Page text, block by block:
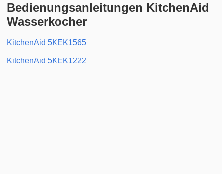
Bedienungsanleitungen KitchenAid
Wasserkocher
KitchenAid 5KEK1565
KitchenAid 5KEK1222